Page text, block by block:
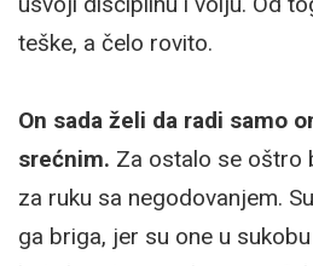
teške, a čelo rovito.
On sada želi da radi samo
srećnim. Za ostalo se oštro
za ruku sa negodovanjem.
ga briga, jer su one u